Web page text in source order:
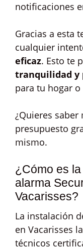
notificaciones
Gracias a esta
cualquier
eficaz. Esto te
tranquilidad y
para tu hogar o
¿Quieres
presupuesto
mismo.
¿Cómo es
alarma
Vacarisses?
La instalación
en Vacarisses
técnicos